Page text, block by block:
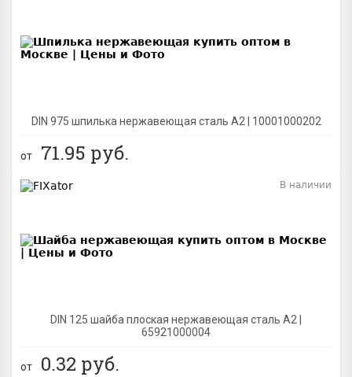
DIN 975 шпилька нержавеющая сталь A2 | 10001000202
от 71.95 руб.
DIN 125 шайба плоская нержавеющая сталь A2 |
65921000004
В наличии
от 0.32 руб.